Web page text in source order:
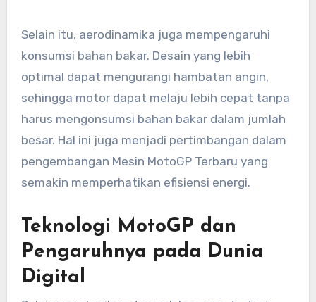
Selain itu, aerodinamika juga mempengaruhi
konsumsi bahan bakar. Desain yang lebih
optimal dapat mengurangi hambatan angin,
sehingga motor dapat melaju lebih cepat tanpa
harus mengonsumsi bahan bakar dalam jumlah
besar. Hal ini juga menjadi pertimbangan dalam
pengembangan Mesin MotoGP Terbaru yang
semakin memperhatikan efisiensi energi.
Teknologi MotoGP dan
Pengaruhnya pada Dunia
Digital